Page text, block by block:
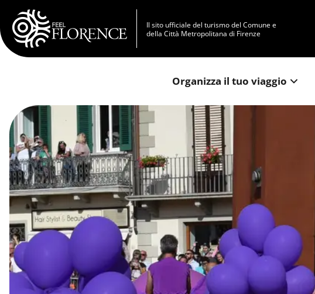
Salta al contenuto principale
Il sito ufficiale del turismo del Comune e
della Città Metropolitana di Firenze
Organizza il tuo viaggio